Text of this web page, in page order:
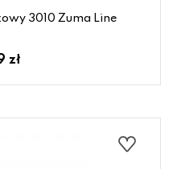
3010 Zuma Line
zł